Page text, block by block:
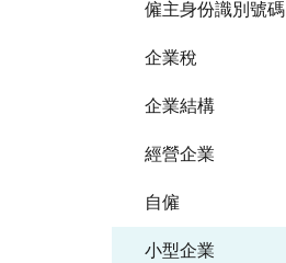
僱主身份識別號碼
企業稅
企業結構
經營企業
自僱
小型企業